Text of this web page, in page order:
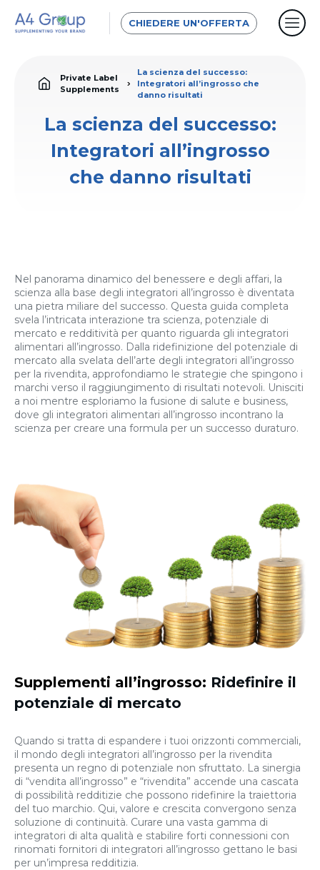
CHIEDERE UN'OFFERTA
Private Label
Supplements
La scienza del successo:
Integratori all’ingrosso che
danno risultati
La scienza del successo:
Integratori all’ingrosso
che danno risultati
Nel panorama dinamico del benessere e degli affari, la
scienza alla base degli integratori all’ingrosso è diventata
una pietra miliare del successo. Questa guida completa
svela l’intricata interazione tra scienza, potenziale di
mercato e redditività per quanto riguarda gli integratori
alimentari all’ingrosso. Dalla ridefinizione del potenziale di
mercato alla svelata dell’arte degli integratori all’ingrosso
per la rivendita, approfondiamo le strategie che spingono i
marchi verso il raggiungimento di risultati notevoli. Unisciti
a noi mentre esploriamo la fusione di salute e business,
dove gli integratori alimentari all’ingrosso incontrano la
scienza per creare una formula per un successo duraturo.
Supplementi all’ingrosso: Ridefinire il
potenziale di mercato
Quando si tratta di espandere i tuoi orizzonti commerciali,
il mondo degli integratori all’ingrosso per la rivendita
presenta un regno di potenziale non sfruttato. La sinergia
di “vendita all’ingrosso” e “rivendita” accende una cascata
di possibilità redditizie che possono ridefinire la traiettoria
del tuo marchio. Qui, valore e crescita convergono senza
soluzione di continuità. Curare una vasta gamma di
integratori di alta qualità e stabilire forti connessioni con
rinomati fornitori di integratori all’ingrosso gettano le basi
per un’impresa redditizia.